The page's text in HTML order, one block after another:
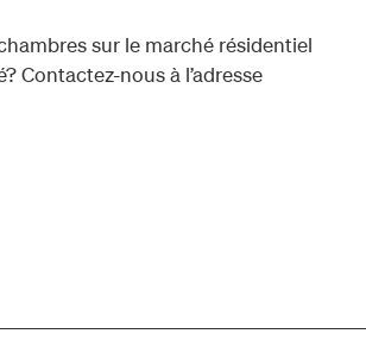
sur le marché résidentiel
Contactez-nous à l’adresse